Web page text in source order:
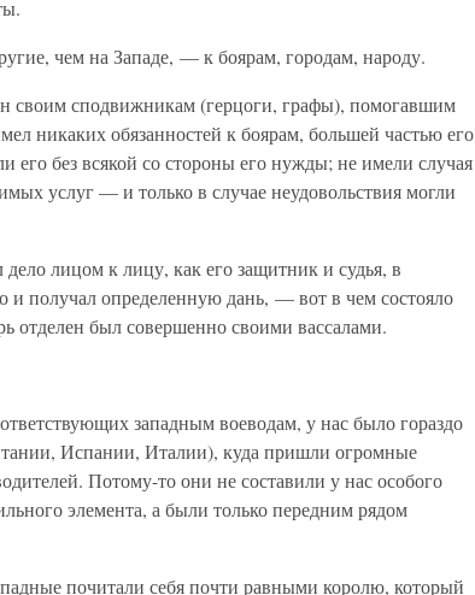
чем на Западе, — к боярам, городам, народу.
своим сподвижникам (герцоги, графы), помогавшим
никаких обязанностей к боярам, большей частью его
его без всякой со стороны его нужды; не имели случая
услуг — и только в случае неудовольствия могли
лицом к лицу, как его защитник и судья, в
и получал определенную дань, — вот в чем состояло
отделен был совершенно своими вассалами.
западным воеводам, у нас было гораздо
Испании, Италии), куда пришли огромные
Потому-то они не составили у нас особого
элемента, а были только передним рядом
почитали себя почти равными королю, который